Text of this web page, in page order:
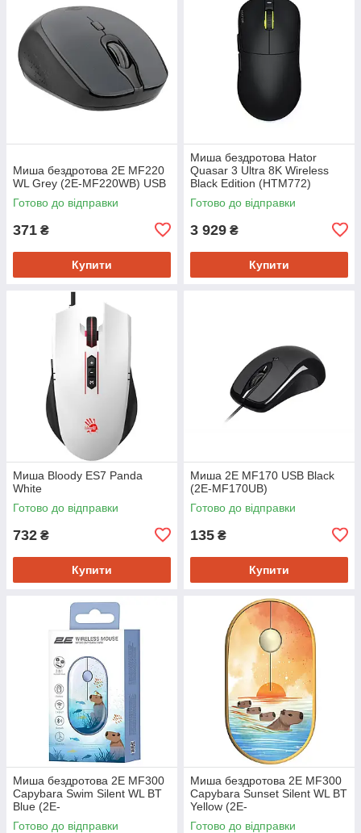
Миша бездротова 2E MF220
WL Grey (2E-MF220WB) USB
Готово до відправки
371 ₴
Купити
Миша бездротова Hator
Quasar 3 Ultra 8K Wireless
Black Edition (HTM772)
Готово до відправки
3 929 ₴
Купити
Миша Bloody ES7 Panda
White
Готово до відправки
732 ₴
Купити
Миша 2E MF170 USB Black
(2E-MF170UB)
Готово до відправки
135 ₴
Купити
Миша бездротова 2E MF300
Capybara Swim Silent WL BT
Blue (2E-
MF300WCAPIBARABL)
Готово до відправки
Миша бездротова 2E MF300
Capybara Sunset Silent WL BT
Yellow (2E-
MF300WCAPIBARAYW)
Готово до відправки